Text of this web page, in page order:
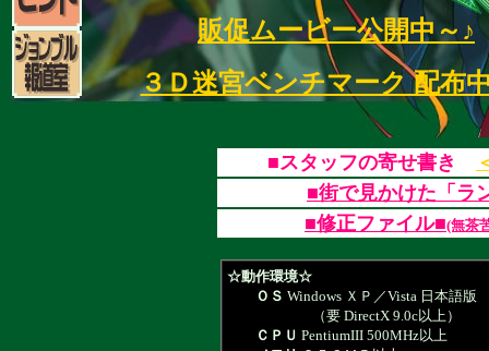
販促ムービー公開中～♪
３Ｄ迷宮ベンチマーク 配布
■スタッフの寄せ書き
■街で見かけた「ラ
■修正ファイル■(無茶
☆動作環境☆
ＯＳ Windows ＸＰ／Vista 日本語版
（要 DirectX 9.0c以上）
ＣＰＵ PentiumIII 500MHz以上